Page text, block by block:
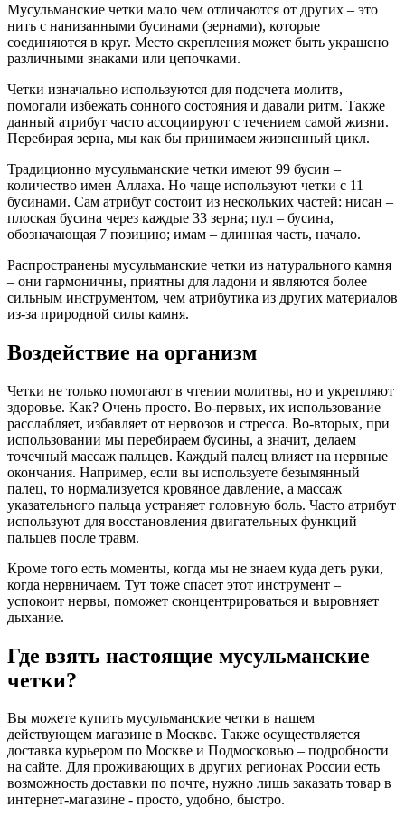
Мусульманские четки мало чем отличаются от других – это
нить с нанизанными бусинами (зернами), которые
соединяются в круг. Место скрепления может быть украшено
различными знаками или цепочками.
Четки изначально используются для подсчета молитв,
помогали избежать сонного состояния и давали ритм. Также
данный атрибут часто ассоциируют с течением самой жизни.
Перебирая зерна, мы как бы принимаем жизненный цикл.
Традиционно мусульманские четки имеют 99 бусин –
количество имен Аллаха. Но чаще используют четки с 11
бусинами. Сам атрибут состоит из нескольких частей: нисан –
плоская бусина через каждые 33 зерна; пул – бусина,
обозначающая 7 позицию; имам – длинная часть, начало.
Распространены мусульманские четки из натурального камня
– они гармоничны, приятны для ладони и являются более
сильным инструментом, чем атрибутика из других материалов
из-за природной силы камня.
Воздействие на организм
Четки не только помогают в чтении молитвы, но и укрепляют
здоровье. Как? Очень просто. Во-первых, их использование
расслабляет, избавляет от нервозов и стресса. Во-вторых, при
использовании мы перебираем бусины, а значит, делаем
точечный массаж пальцев. Каждый палец влияет на нервные
окончания. Например, если вы используете безымянный
палец, то нормализуется кровяное давление, а массаж
указательного пальца устраняет головную боль. Часто атрибут
используют для восстановления двигательных функций
пальцев после травм.
Кроме того есть моменты, когда мы не знаем куда деть руки,
когда нервничаем. Тут тоже спасет этот инструмент –
успокоит нервы, поможет сконцентрироваться и выровняет
дыхание.
Где взять настоящие мусульманские
четки?
Вы можете купить мусульманские четки в нашем
действующем магазине в Москве. Также осуществляется
доставка курьером по Москве и Подмосковью – подробности
на сайте. Для проживающих в других регионах России есть
возможность доставки по почте, нужно лишь заказать товар в
интернет-магазине - просто, удобно, быстро.